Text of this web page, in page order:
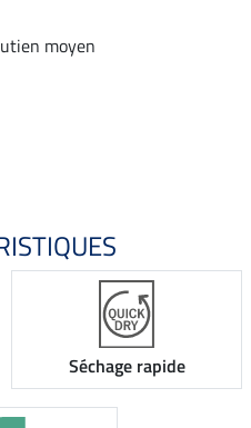
moyen
Séchage rapide